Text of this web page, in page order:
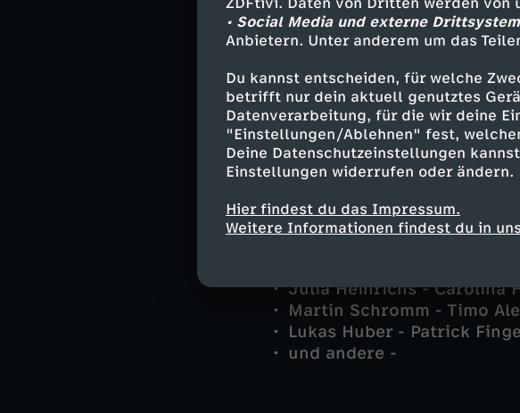
• Social Media und externe
Anbietern. Unter anderem um das
Du kannst entscheiden, für welche
betrifft nur dein aktuell genutztes
Datenverarbeitung, für die wir deine
"Einstellungen/Ablehnen" fest,
Deine Datenschutzeinstellungen
Einstellungen widerrufen oder ändern.
Hier findest du das Impressum.
Weitere Informationen findest du in
Miriam Stockl - Marisa
Michael Mohr - Max Müller
Gert Achtziger - Alexander
Sandra Mai - Sina Wilke
Andreas Lorenz - Ben
Marianne Grasegger -
Christin Lange - Sarah
Jo Caspar - Christian K.
Felix Seitz - Gabor
Richard Gruber - Michael
Julia Heinrichs - Carolina
Martin Schromm - Timo
Lukas Huber - Patrick
und andere -